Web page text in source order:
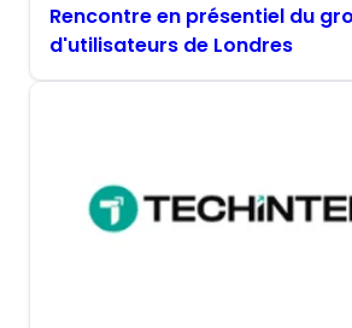
Rencontre en présentiel du
d'utilisateurs de Londres